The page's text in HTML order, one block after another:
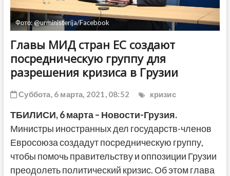
Фото: @urministerija/Facebook
Главы МИД стран ЕС создают
посредническую группу для
разрешения кризиса в Грузии
Суббота, 6 марта, 2021, 08:52 кризис
ТБИЛИСИ, 6 марта – Новости-Грузия.
Министры иностранных дел государств-членов
Евросоюза создадут посредническую группу,
чтобы помочь правительству и оппозиции Грузии
преодолеть политический кризис. Об этом глава